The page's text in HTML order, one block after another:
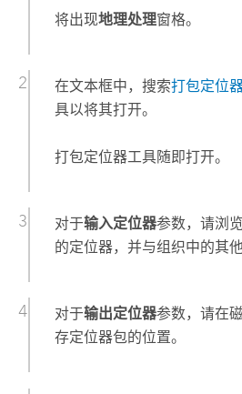
将出现地理处理窗格。
在文本框中，搜索打包定位
具以将其打开。
打包定位器工具随即打开。
对于输入定位器参数，请浏
的定位器，并与组织中的其他
对于输出定位器参数，请在
存定位器包的位置。